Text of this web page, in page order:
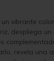
vibrante
despliega un
revela una